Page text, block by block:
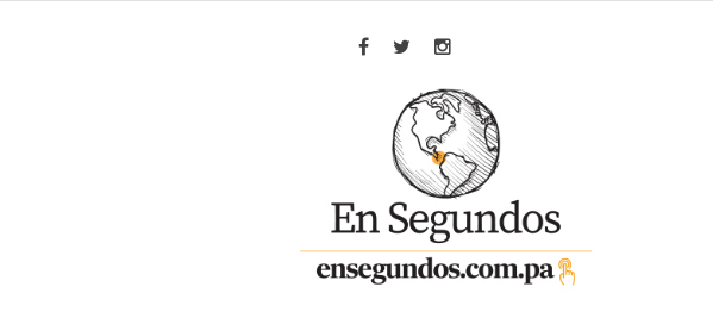
Facebook
TwitterInstagram